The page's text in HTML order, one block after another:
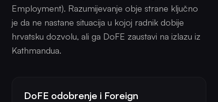
Employment). Razumijevanje obje strane ključno
je da ne nastane situacija u kojoj radnik dobije
hrvatsku dozvolu, ali ga DoFE zaustavi na izlazu iz
Kathmandua.
DoFE odobrenje i Foreign